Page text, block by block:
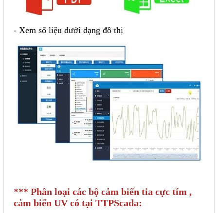
- Xem số liệu dưới dạng đồ thị
*** Phân loại các bộ cảm biến tia cực tím ,
cảm biến UV có tại TTPScada: